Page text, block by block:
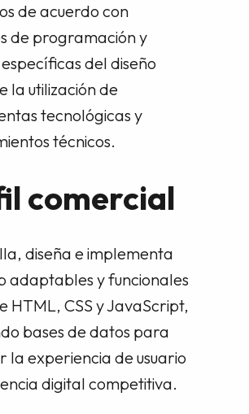
de acuerdo con
de programación y
del diseño
la utilización de
tecnológicas y
técnicos.
comercial
diseña e implementa
adaptables y funcionales
HTML, CSS y JavaScript,
bases de datos para
la experiencia de usuario
digital competitiva.